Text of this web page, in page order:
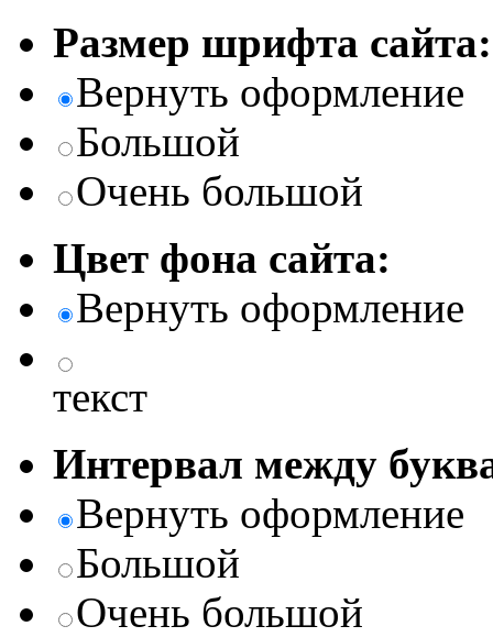
Размер шрифта сайта:
Вернуть оформление
Большой
Очень большой
Цвет фона сайта:
Вернуть оформление
текст
Интервал между
Вернуть оформление
Большой
Очень большой